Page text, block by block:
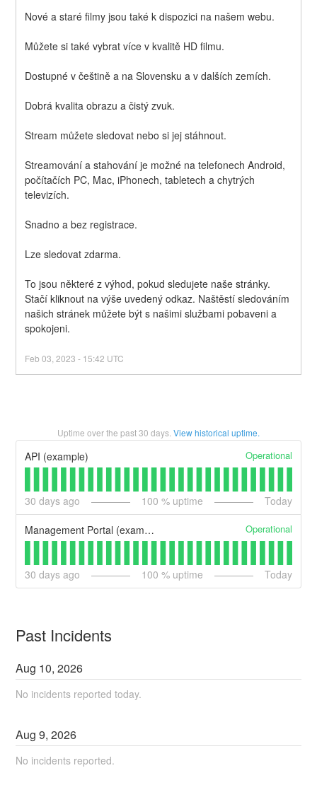
Nové a staré filmy jsou také k dispozici na našem webu.
Můžete si také vybrat více v kvalitě HD filmu.
Dostupné v češtině a na Slovensku a v dalších zemích.
Dobrá kvalita obrazu a čistý zvuk.
Stream můžete sledovat nebo si jej stáhnout.
Streamování a stahování je možné na telefonech Android,
počítačích PC, Mac, iPhonech, tabletech a chytrých
televizích.
Snadno a bez registrace.
Lze sledovat zdarma.
To jsou některé z výhod, pokud sledujete naše stránky.
Stačí kliknout na výše uvedený odkaz. Naštěstí sledováním
našich stránek můžete být s našimi službami pobaveni a
spokojeni.
Feb03 ,2023 - 15:42 UTC
Uptime over the past30 days. View historical uptime.
API (example) Operational
30 days ago 100 % uptime Today
Management Portal (example) Operational
30 days ago 100 % uptime Today
Past Incidents
Aug 10,2026
No incidents reported today.
Aug9,2026
No incidents reported.